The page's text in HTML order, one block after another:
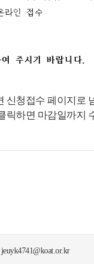
신청접수 페이지로
릭하면 마감일까지
jeuyk4741@koat.or.kr